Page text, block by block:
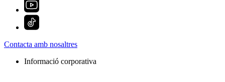
Contacta amb nosaltres
Informació corporativa